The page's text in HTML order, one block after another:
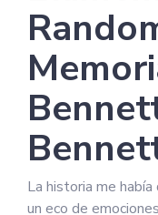
La historia me
un eco de